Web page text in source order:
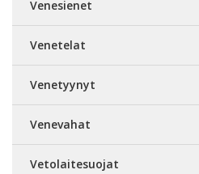
Venesienet
Venetelat
Venetyynyt
Venevahat
Vetolaitesuojat